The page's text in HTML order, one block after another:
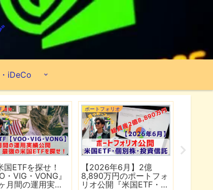
iDeCo
国ETFを探せ！
・VIG・VONG』
月間の運用実績
ポートフォリオ
【2026年6月】2億
8,890万円のポートフォ
リオ公開『米国ETF・個